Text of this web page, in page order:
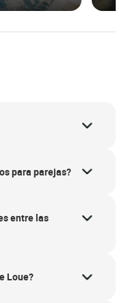
para parejas?
entre las
Loue?